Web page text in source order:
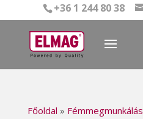
+36 1 244 80 38
Főoldal » Fémmegmunkálás